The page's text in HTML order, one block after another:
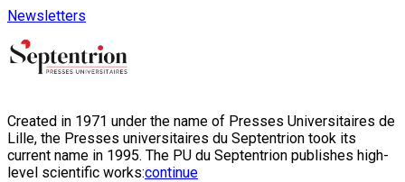
Newsletters
Created in 1971 under the name of Presses Universitaires de
Lille, the Presses universitaires du Septentrion took its
current name in 1995. The PU du Septentrion publishes high-
level scientific works:continue